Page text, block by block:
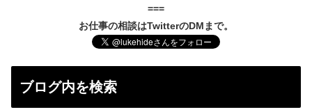
===
お仕事の相談はTwitterのDMまで。
ブログ内を検索